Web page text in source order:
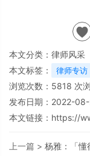
本文分类： 律师风采
本文标签：
律师专访
浏览次数： 5818 次
发布日期：2022-
本文链接： https://
上一篇 > 杨雅：「懂